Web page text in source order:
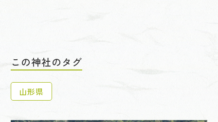
この神社のタグ
山形県